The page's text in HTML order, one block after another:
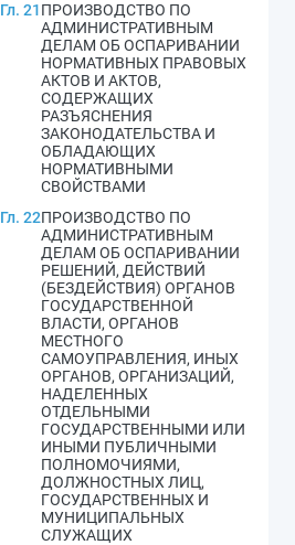
Гл. 21ПРОИЗВОДСТВО ПО
АДМИНИСТРАТИВНЫМ
ДЕЛАМ ОБ ОСПАРИВАНИИ
НОРМАТИВНЫХ ПРАВОВЫХ
АКТОВ И АКТОВ,
СОДЕРЖАЩИХ
РАЗЪЯСНЕНИЯ
ЗАКОНОДАТЕЛЬСТВА И
ОБЛАДАЮЩИХ
НОРМАТИВНЫМИ
СВОЙСТВАМИ
Гл. 22ПРОИЗВОДСТВО ПО
АДМИНИСТРАТИВНЫМ
ДЕЛАМ ОБ ОСПАРИВАНИИ
РЕШЕНИЙ, ДЕЙСТВИЙ
(БЕЗДЕЙСТВИЯ) ОРГАНОВ
ГОСУДАРСТВЕННОЙ
ВЛАСТИ, ОРГАНОВ
МЕСТНОГО
САМОУПРАВЛЕНИЯ, ИНЫХ
ОРГАНОВ, ОРГАНИЗАЦИЙ,
НАДЕЛЕННЫХ
ОТДЕЛЬНЫМИ
ГОСУДАРСТВЕННЫМИ ИЛИ
ИНЫМИ ПУБЛИЧНЫМИ
ПОЛНОМОЧИЯМИ,
ДОЛЖНОСТНЫХ ЛИЦ,
ГОСУДАРСТВЕННЫХ И
МУНИЦИПАЛЬНЫХ
СЛУЖАЩИХ